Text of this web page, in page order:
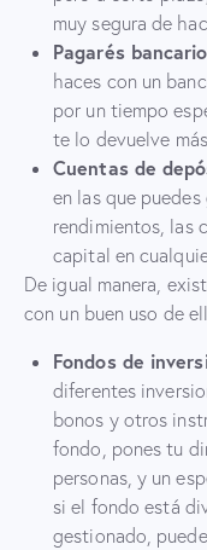
muy segura de
Pagarés
haces con un
por un tiempo
te lo devuelve
Cuentas de
en las que
rendimientos, las
capital en
De igual manera,
con un buen uso de
Fondos de
diferentes
bonos y otros
fondo, pones tu
personas, y un
si el fondo está
gestionado,